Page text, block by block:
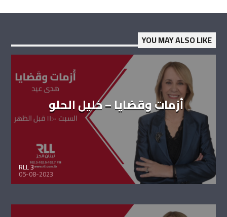
YOU MAY ALSO LIKE
أزمات وقضايا – خليل الحلو
RLL 3
05-08-2023